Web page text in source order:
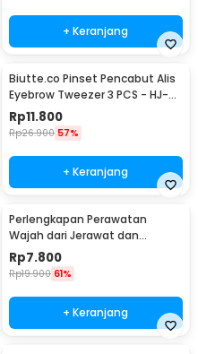
+ Keranjang
Biutte.co Pinset Pencabut Alis
Eyebrow Tweezer 3 PCS - HJ-
E92
Rp11.800
Rp26.900 57%
+ Keranjang
Perlengkapan Perawatan
Wajah dari Jerawat dan
Komedo Double Head 4PCS
Rp7.800
Rp19.900 61%
+ Keranjang